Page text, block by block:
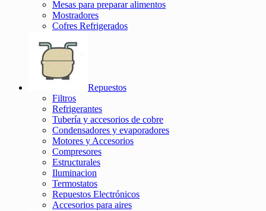
Mesas para preparar alimentos
Mostradores
Cofres Refrigerados
Repuestos
Filtros
Refrigerantes
Tubería y accesorios de cobre
Condensadores y evaporadores
Motores y Accesorios
Compresores
Estructurales
Iluminacion
Termostatos
Repuestos Electrónicos
Accesorios para aires